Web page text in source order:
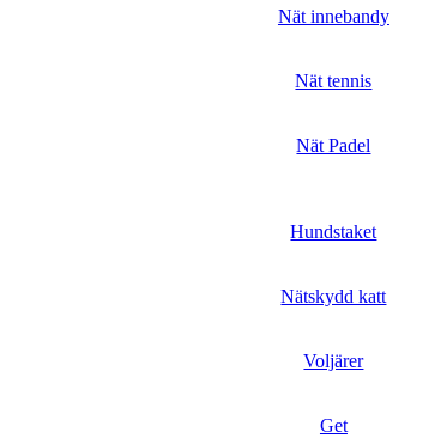
Nät innebandy
Nät tennis
Nät Padel
Hundstaket
Nätskydd katt
Voljärer
Get